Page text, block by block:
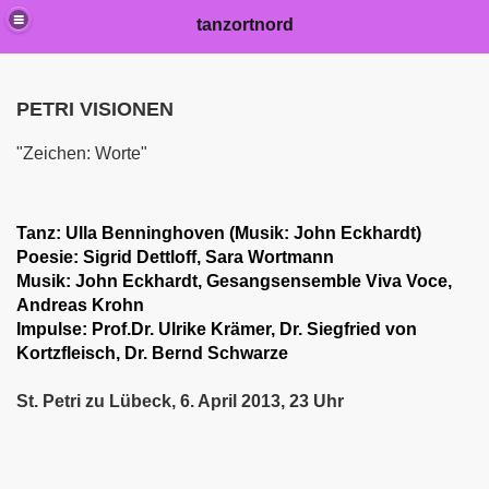
tanzortnord
PETRI VISIONEN
"Zeichen: Worte"
Tanz: Ulla Benninghoven (Musik: John Eckhardt)
Poesie: Sigrid Dettloff, Sara Wortmann
Musik: John Eckhardt, Gesangsensemble Viva Voce,
Andreas Krohn
Impulse: Prof.Dr. Ulrike Krämer, Dr. Siegfried von
Kortzfleisch, Dr. Bernd Schwarze
St. Petri zu Lübeck, 6. April 2013, 23 Uhr